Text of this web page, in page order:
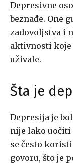
Depresivne
beznađe. One
zadovoljstva i
aktivnosti koje
uživale.
Šta je
Depresija je
nije lako
se često
govoru, što je